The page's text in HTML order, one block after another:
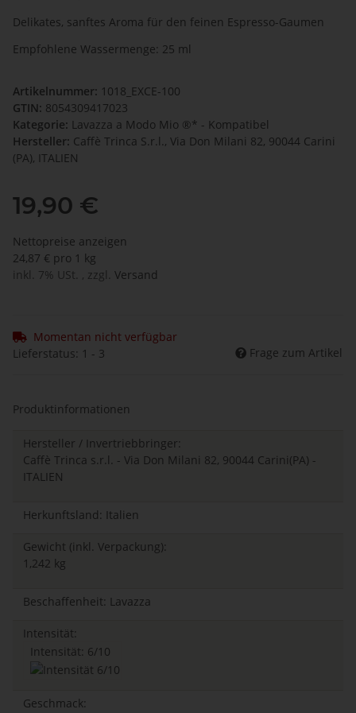
Delikates, sanftes Aroma für den feinen Espresso-Gaumen
Empfohlene Wassermenge: 25 ml
Artikelnummer: 1018_EXCE-100
GTIN: 8054309417023
Kategorie: Lavazza a Modo Mio ®* - Kompatibel
Hersteller: Caffè Trinca S.r.l., Via Don Milani 82, 90044 Carini
(PA), ITALIEN
19,90 €
Nettopreise anzeigen
24,87 € pro 1 kg
inkl. 7% USt. , zzgl. Versand
Momentan nicht verfügbar
Lieferstatus: 1 - 3
Frage zum Artikel
Produktinformationen
Hersteller / Invertriebbringer:
Caffè Trinca s.r.l. - Via Don Milani 82, 90044 Carini(PA) -
ITALIEN
Herkunftsland: Italien
Gewicht (inkl. Verpackung):
1,242 kg
Beschaffenheit: Lavazza
Intensität:
Intensität: 6/10
Geschmack: